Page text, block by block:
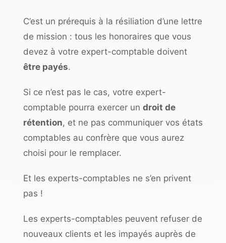
C’est un prérequis à la résiliation d’une lettre
de mission : tous les honoraires que vous
devez à votre expert-comptable doivent
être payés.
Si ce n’est pas le cas, votre expert-
comptable pourra exercer un droit de
rétention, et ne pas communiquer vos états
comptables au confrère que vous aurez
choisi pour le remplacer.
Et les experts-comptables ne s’en privent
pas !
Les experts-comptables peuvent refuser de
nouveaux clients et les impayés auprès de